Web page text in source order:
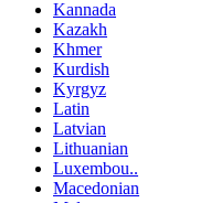
Kannada
Kazakh
Khmer
Kurdish
Kyrgyz
Latin
Latvian
Lithuanian
Luxembou..
Macedonian